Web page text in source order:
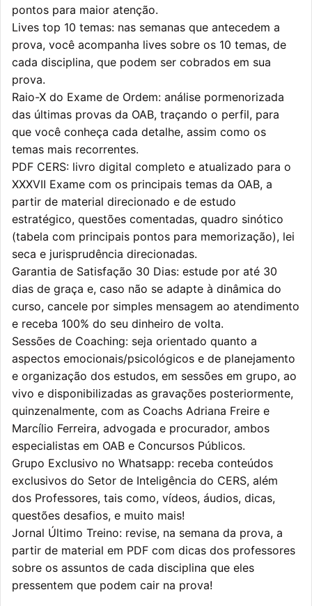
pontos para maior atenção.
Lives top 10 temas: nas semanas que antecedem a
prova, você acompanha lives sobre os 10 temas, de
cada disciplina, que podem ser cobrados em sua
prova.
Raio-X do Exame de Ordem: análise pormenorizada
das últimas provas da OAB, traçando o perfil, para
que você conheça cada detalhe, assim como os
temas mais recorrentes.
PDF CERS: livro digital completo e atualizado para o
XXXVII Exame com os principais temas da OAB, a
partir de material direcionado e de estudo
estratégico, questões comentadas, quadro sinótico
(tabela com principais pontos para memorização), lei
seca e jurisprudência direcionadas.
Garantia de Satisfação 30 Dias: estude por até 30
dias de graça e, caso não se adapte à dinâmica do
curso, cancele por simples mensagem ao atendimento
e receba 100% do seu dinheiro de volta.
Sessões de Coaching: seja orientado quanto a
aspectos emocionais/psicológicos e de planejamento
e organização dos estudos, em sessões em grupo, ao
vivo e disponibilizadas as gravações posteriormente,
quinzenalmente, com as Coachs Adriana Freire e
Marcílio Ferreira, advogada e procurador, ambos
especialistas em OAB e Concursos Públicos.
Grupo Exclusivo no Whatsapp: receba conteúdos
exclusivos do Setor de Inteligência do CERS, além
dos Professores, tais como, vídeos, áudios, dicas,
questões desafios, e muito mais!
Jornal Último Treino: revise, na semana da prova, a
partir de material em PDF com dicas dos professores
sobre os assuntos de cada disciplina que eles
pressentem que podem cair na prova!